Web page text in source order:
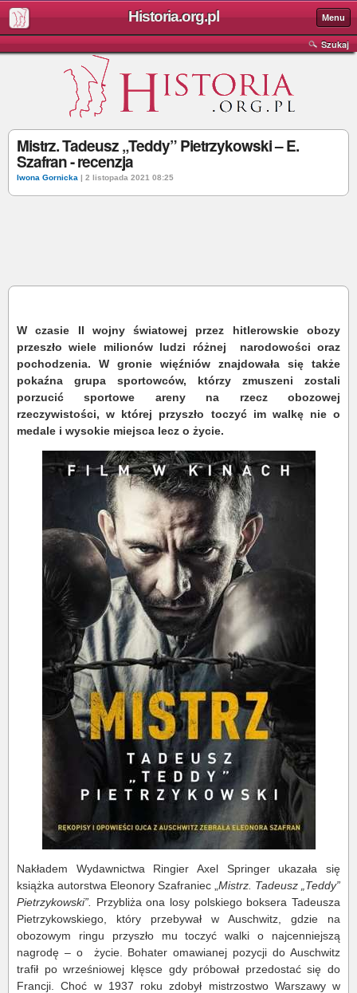
Historia.org.pl Menu
Szukaj
Mistrz. Tadeusz „Teddy” Pietrzykowski – E.
Szafran - recenzja
Iwona Gornicka | 2 listopada 2021 08:25
W czasie II wojny światowej przez hitlerowskie obozy
przeszło wiele milionów ludzi różnej
narodowości oraz
pochodzenia. W gronie więźniów znajdowała się także
pokaźna grupa sportowców, którzy zmuszeni zostali
porzucić sportowe areny na rzecz obozowej
rzeczywistości, w której przyszło toczyć im walkę nie o
medale i wysokie miejsca lecz o życie.
Nakładem Wydawnictwa Ringier Axel Springer ukazała się
książka autorstwa Eleonory Szafraniec „ Mistrz. Tadeusz „Teddy”
Pietrzykowski”.
Przybliża ona losy polskiego boksera Tadeusza
Pietrzykowskiego, który przebywał w Auschwitz, gdzie na
obozowym ringu przyszło mu toczyć walki o najcenniejszą
nagrodę – o
życie. Bohater omawianej pozycji do Auschwitz
trafił po wrześniowej klęsce gdy próbował przedostać się do
Francji. Choć w 1937 roku zdobył mistrzostwo Warszawy w